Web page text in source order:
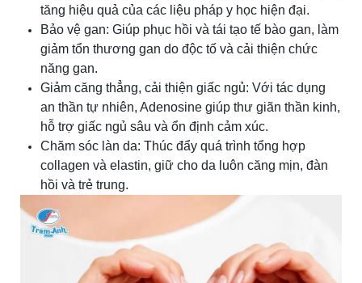
tăng hiệu quả của các liệu pháp y học hiện đại.
Bảo vệ gan: Giúp phục hồi và tái tạo tế bào gan, làm
giảm tổn thương gan do độc tố và cải thiện chức
năng gan.
Giảm căng thẳng, cải thiện giấc ngủ: Với tác dụng
an thần tự nhiên, Adenosine giúp thư giãn thần kinh,
hỗ trợ giấc ngủ sâu và ổn định cảm xúc.
Chăm sóc làn da: Thúc đẩy quá trình tổng hợp
collagen và elastin, giữ cho da luôn căng mịn, đàn
hồi và trẻ trung.